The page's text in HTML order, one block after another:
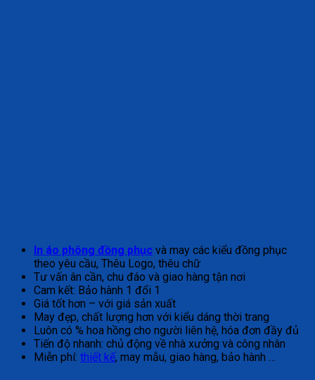
In áo phông đồng phục và may các kiểu đồng phục
theo yêu cầu, Thêu Logo, thêu chữ
Tư vấn ân cần, chu đáo và giao hàng tận nơi
Cam kết: Bảo hành 1 đổi 1
Giá tốt hơn – với giá sản xuất
May đẹp, chất lượng hơn với kiểu dáng thời trang
Luôn có % hoa hồng cho người liên hệ, hóa đơn đầy đủ
Tiến độ nhanh: chủ động về nhà xưởng và công nhân
Miễn phí: thiết kế, may mẫu, giao hàng, bảo hành …